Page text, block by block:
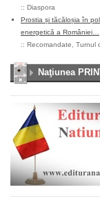
:: Diaspora
Prostia și tăcăloșia în
energetică a României…
:: Recomandate Turnul
Naţiunea